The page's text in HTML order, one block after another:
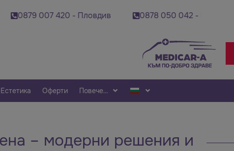
007 420 - Пловдив 0878 050 042 - Шумен
Естетика Оферти Повече…
– модерни решения и